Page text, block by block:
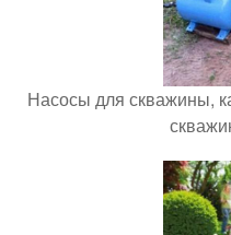
Насосы для скважины,